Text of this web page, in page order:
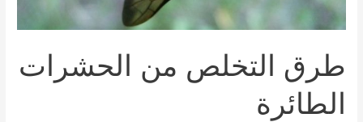
طرق التخلص من الحشرات
الطائرة